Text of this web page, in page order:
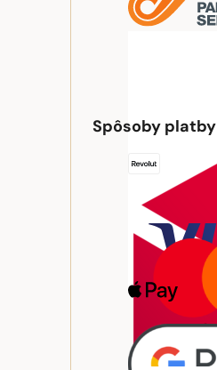
Spôsoby platby